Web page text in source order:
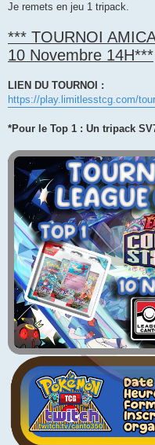
a
Je remets en jeu 1 tripack.
*** TOURNOI
10 Novembre 14H***
LIEN DU TOURNOI :
https://play.limitlesstcg.com/
*Pour le Top 1 : Un tripack